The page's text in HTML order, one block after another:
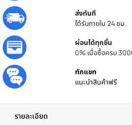
ส่งทันที
ได้รับภายใน 24 ชม.
ผ่อนได้ทุกชิ้น
0% เมื่อซื้อครบ
ทักแชท
แนะนำสินค้าฟรี
รายละเอียด